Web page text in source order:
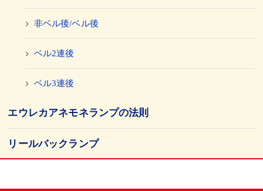
非ベル後/ベル後
ベル2連後
ベル3連後
エウレカアネモネランプの法則
リールバックランプ